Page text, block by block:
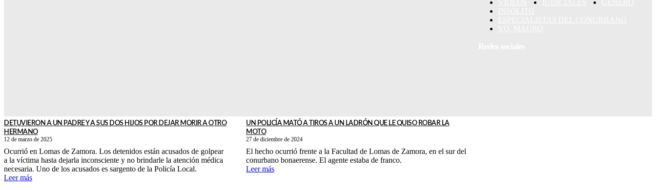
DETUVIERON A UN PADRE Y A SUS DOS HIJOS POR DEJAR MORIR A OTRO
HERMANO
12 de marzo de 2025
Ocurrió en Lomas de Zamora. Los detenidos están acusados de golpear
a la víctima hasta dejarla inconsciente y no brindarle la atención médica
necesaria. Uno de los acusados es sargento de la Policía Local.
Leer más
UN POLICÍA MATÓ A TIROS A UN LADRÓN QUE LE QUISO ROBAR LA
MOTO
27 de diciembre de 2024
El hecho ocurrió frente a la Facultad de Lomas de Zamora, en el sur del
conurbano bonaerense. El agente estaba de franco.
Leer más